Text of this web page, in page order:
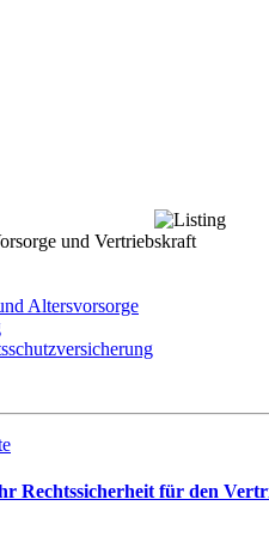
und Vertriebskraft
Altersvorsorge
Rechtssicherheit für den